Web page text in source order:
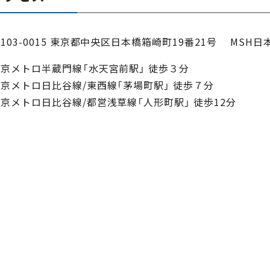
103-0015 東京都中央区日本橋箱崎町19番21号 MSH日
メトロ半蔵門線「水天宮前駅」 徒歩３分
メトロ日比谷線/東西線「茅場町駅」 徒歩７分
メトロ日比谷線/都営浅草線「人形町駅」 徒歩12分